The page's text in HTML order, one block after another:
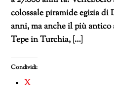
colossale piramide egizia di
anni, ma anche il più
Tepe in Turchia, […]
Condividi:
X